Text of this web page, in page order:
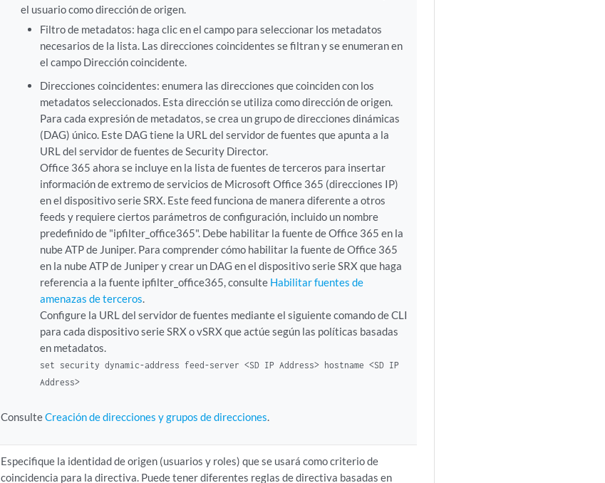
el usuario como dirección de origen.
Filtro de metadatos: haga clic en el campo para seleccionar los metadatos
necesarios de la lista. Las direcciones coincidentes se filtran y se enumeran en
el campo Dirección coincidente.
Direcciones coincidentes: enumera las direcciones que coinciden con los
metadatos seleccionados. Esta dirección se utiliza como dirección de origen.
Para cada expresión de metadatos, se crea un grupo de direcciones dinámicas
(DAG) único. Este DAG tiene la URL del servidor de fuentes que apunta a la
URL del servidor de fuentes de Security Director.
Office 365 ahora se incluye en la lista de fuentes de terceros para insertar
información de extremo de servicios de Microsoft Office 365 (direcciones IP)
en el dispositivo serie SRX. Este feed funciona de manera diferente a otros
feeds y requiere ciertos parámetros de configuración, incluido un nombre
predefinido de "ipfilter_office365". Debe habilitar la fuente de Office 365 en la
nube ATP de Juniper. Para comprender cómo habilitar la fuente de Office 365
en la nube ATP de Juniper y crear un DAG en el dispositivo serie SRX que haga
referencia a la fuente ipfilter_office365, consulte Habilitar fuentes de
amenazas de terceros.
Configure la URL del servidor de fuentes mediante el siguiente comando de CLI
para cada dispositivo serie SRX o vSRX que actúe según las políticas basadas
en metadatos.
set security dynamic-address feed-server <SD IP Address> hostname <SD IP
Address>
ConsulteCreación de direcciones y grupos de direcciones.
Especifique la identidad de origen (usuarios y roles) que se usará como criterio de
coincidencia para la directiva. Puede tener diferentes reglas de directiva basadas en